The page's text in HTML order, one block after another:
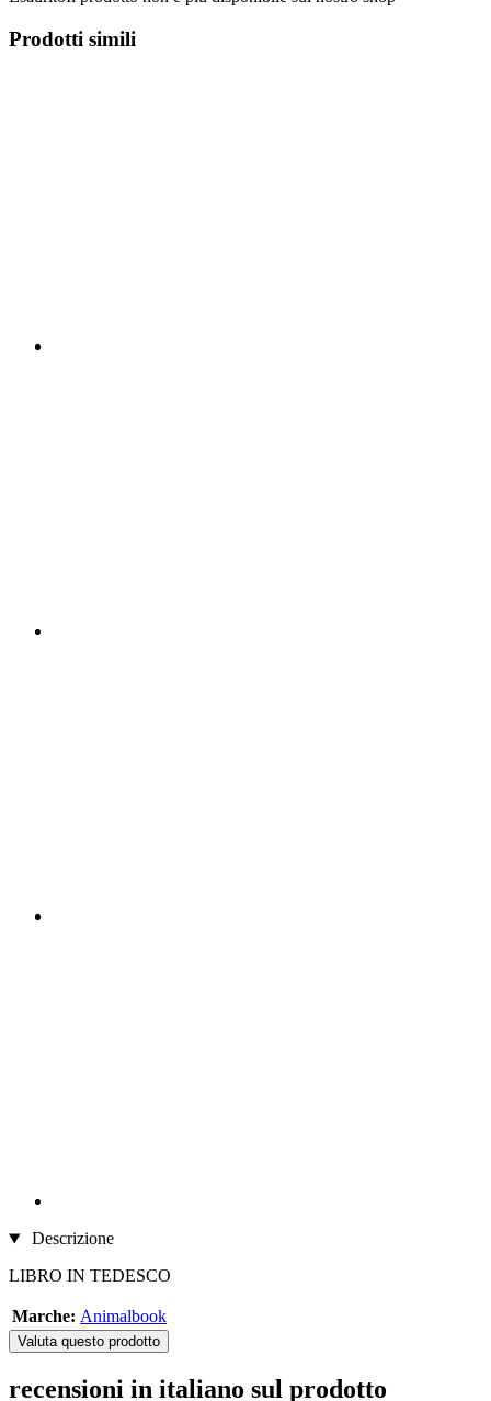
Prodotti simili
Descrizione
LIBRO IN TEDESCO
Marche: Animalbook
Valuta questo prodotto
recensioni in italiano sul prodotto